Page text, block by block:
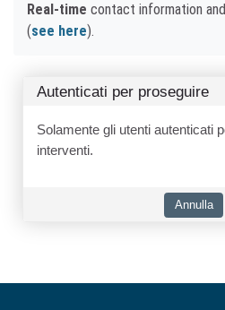
Real-time contact information
(see here).
Autenticati per proseguire
Solamente gli utenti autenticati
interventi.
Annulla